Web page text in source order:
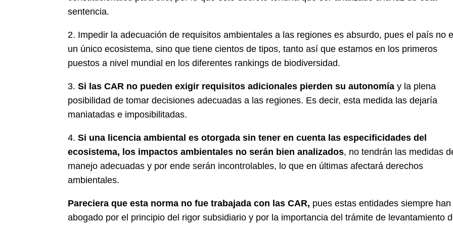
sentencia.
2. Impedir la adecuación de requisitos ambientales a las regiones es absurdo, pues el país no
un único ecosistema, sino que tiene cientos de tipos, tanto así que estamos en los primeros
puestos a nivel mundial en los diferentes rankings de biodiversidad.
3.Si las CAR no pueden exigir requisitos adicionales pierden su autonomía y la plena
posibilidad de tomar decisiones adecuadas a las regiones. Es decir, esta medida las dejaría
maniatadas e imposibilitadas.
4.Si una licencia ambiental es otorgada sin tener en cuenta las especificidades del
ecosistema, los impactos ambientales no serán bien analizados, no tendrán las medidas
manejo adecuadas y por ende serán incontrolables, lo que en últimas afectará derechos
ambientales.
Pareciera que esta norma no fue trabajada con las CAR, pues estas entidades siempre han
abogado por el principio del rigor subsidiario y por la importancia del trámite de levantamiento